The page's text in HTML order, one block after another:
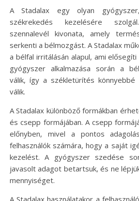
A Stadalax egy olyan
székrekedés kezelésére
szennalevél kivonata, amely
serkenti a bélmozgást. A Stadalax
a bélfal irritálásán alapul, ami
gyógyszer alkalmazása során a
válik, így a székletürítés
válik.
A Stadalax különböző formákban
és csepp formájában. A csepp
előnyben, mivel a pontos
felhasználók számára, hogy a saját
kezelést. A gyógyszer szedése
javasolt adagot betartsuk, és ne
mennyiséget.
A Stadalax használatakor a